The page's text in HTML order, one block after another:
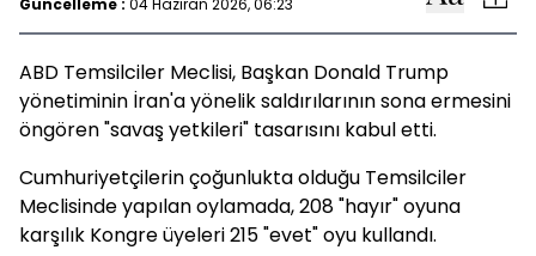
ABD Temsilciler Meclisi, Başkan Donald Trump
yönetiminin İran'a yönelik saldırılarının sona ermesini
öngören "savaş yetkileri" tasarısını kabul etti.
Cumhuriyetçilerin çoğunlukta olduğu Temsilciler
Meclisinde yapılan oylamada, 208 "hayır" oyuna
karşılık Kongre üyeleri 215 "evet" oyu kullandı.